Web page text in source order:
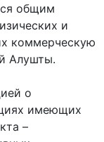
общим
и
коммерческую
Алушты.
о
имеющих
–